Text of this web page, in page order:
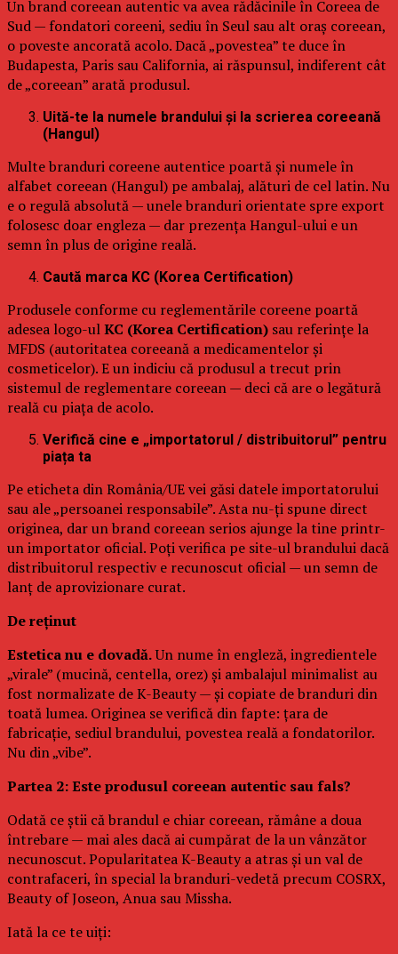
Un brand coreean autentic va avea rădăcinile în Coreea de
Sud — fondatori coreeni, sediu în Seul sau alt oraș coreean,
o poveste ancorată acolo. Dacă „povestea” te duce în
Budapesta, Paris sau California, ai răspunsul, indiferent cât
de „coreean” arată produsul.
Uită-te la numele brandului și la scrierea coreeană
(Hangul)
Multe branduri coreene autentice poartă și numele în
alfabet coreean (Hangul) pe ambalaj, alături de cel latin. Nu
e o regulă absolută — unele branduri orientate spre export
folosesc doar engleza — dar prezența Hangul-ului e un
semn în plus de origine reală.
Caută marca KC (Korea Certification)
Produsele conforme cu reglementările coreene poartă
adesea logo-ulKC (Korea Certification) sau referințe la
MFDS (autoritatea coreeană a medicamentelor și
cosmeticelor). E un indiciu că produsul a trecut prin
sistemul de reglementare coreean — deci că are o legătură
reală cu piața de acolo.
Verifică cine e „importatorul / distribuitorul” pentru
piața ta
Pe eticheta din România/UE vei găsi datele importatorului
sau ale „persoanei responsabile”. Asta nu-ți spune direct
originea, dar un brand coreean serios ajunge la tine printr-
un importator oficial. Poți verifica pe site-ul brandului dacă
distribuitorul respectiv e recunoscut oficial — un semn de
lanț de aprovizionare curat.
De reținut
Estetica nu e dovadă.Un nume în engleză, ingredientele
„virale” (mucină, centella, orez) și ambalajul minimalist au
fost normalizate de K-Beauty — și copiate de branduri din
toată lumea. Originea se verifică din fapte: țara de
fabricație, sediul brandului, povestea reală a fondatorilor.
Nu din „vibe”.
Partea 2: Este produsul coreean autentic sau fals?
Odată ce știi că brandul e chiar coreean, rămâne a doua
întrebare — mai ales dacă ai cumpărat de la un vânzător
necunoscut. Popularitatea K-Beauty a atras și un val de
contrafaceri, în special la branduri-vedetă precum COSRX,
Beauty of Joseon, Anua sau Missha.
Iată la ce te uiți: